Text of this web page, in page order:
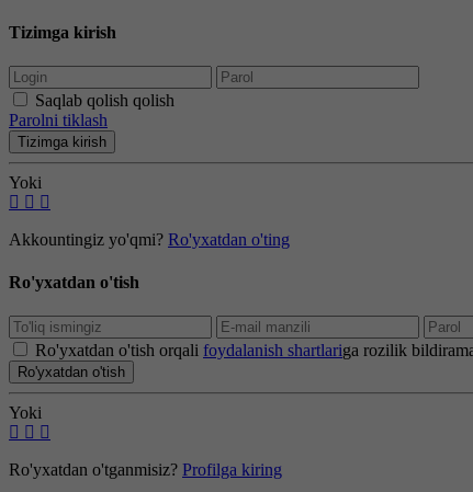
Tizimga kirish
Saqlab qolish qolish
Parolni tiklash
Tizimga kirish
Yoki
Akkountingiz yo'qmi? Ro'yxatdan o'ting
Ro'yxatdan o'tish
Ro'yxatdan o'tish orqali foydalanish shartlariga rozilik
Ro'yxatdan o'tish
Yoki
Ro'yxatdan o'tganmisiz? Profilga kiring